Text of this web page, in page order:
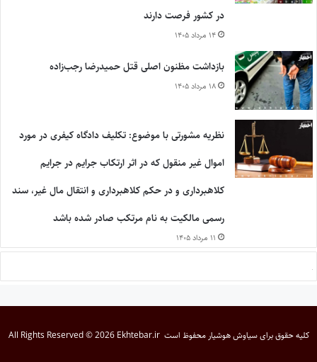
در کشور فرصت دارند
۱۴ مرداد ۱۴۰۵
بازداشت مظنون اصلی قتل حمیدرضا رجب‌زاده
۱۸ مرداد ۱۴۰۵
نظریه مشورتی با موضوع: تکلیف دادگاه کیفری در مورد
اموال غیر منقول که در اثر ارتکاب جرایم در جرایم
کلاهبرداری و در حکم کلاهبرداری و انتقال مال غیر، سند
رسمی مالکیت به نام مرتکب صادر شده باشد
۱۱ مرداد ۱۴۰۵
کلیه حقوق برایسیاوش هوشیار محفوظ است All Rights Reserved © 2026 Ekhtebar.ir